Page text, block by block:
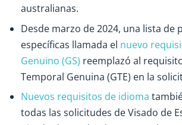
australianas.
Desde marzo de 2024, una lista de
específicas llamada el nuevo
Genuino (GS) reemplazó al
Temporal Genuina (GTE) en la
Nuevos requisitos de idioma
todas las solicitudes de Visado de